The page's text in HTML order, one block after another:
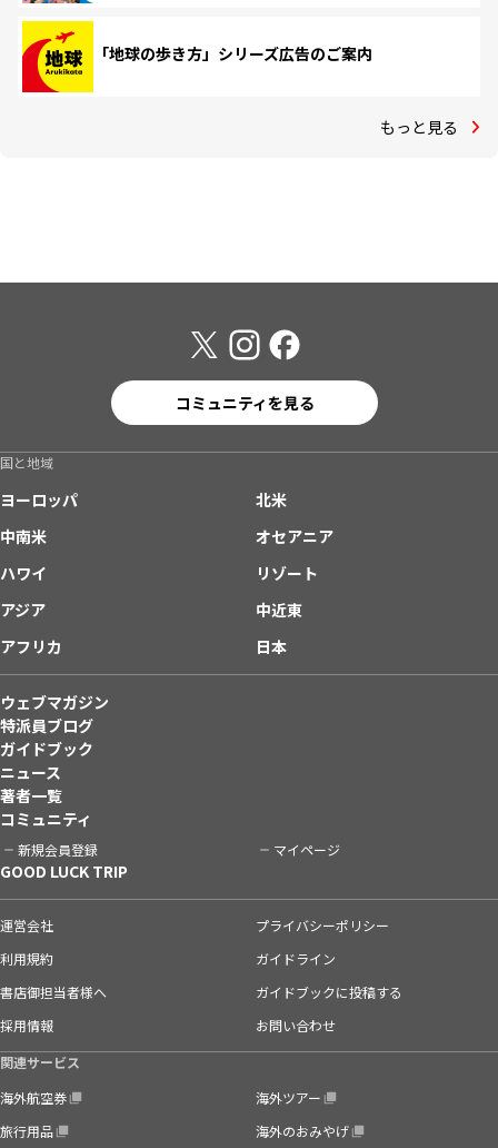
「地球の歩き方」シリーズ広告のご案内
もっと見る
コミュニティを見る
国と地域
ヨーロッパ
北米
中南米
オセアニア
ハワイ
リゾート
アジア
中近東
アフリカ
日本
ウェブマガジン
特派員ブログ
ガイドブック
ニュース
著者一覧
コミュニティ
新規会員登録 マイページ
GOOD LUCK TRIP
運営会社
プライバシーポリシー
利用規約
ガイドライン
書店御担当者様へ
ガイドブックに投稿する
採用情報
お問い合わせ
関連サービス
海外航空券
海外ツアー
旅行用品
海外のおみやげ